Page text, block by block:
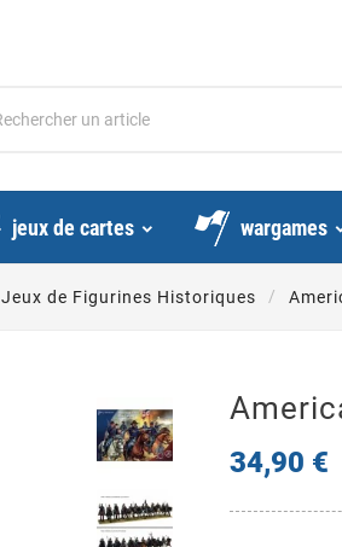
jeux de cartes wargames
Jeux de Figurines Historiques
34,90 €